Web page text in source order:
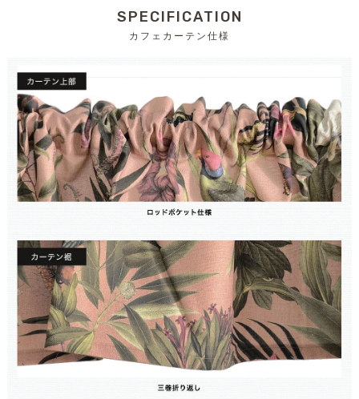
SPECIFICATION
カフェカーテン仕様